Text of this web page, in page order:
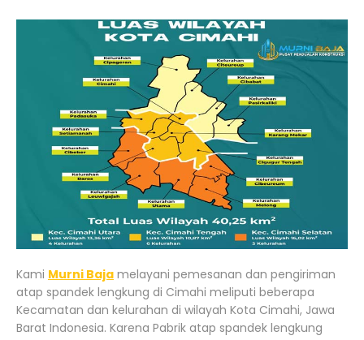
Kami Murni Baja melayani pemesanan dan pengiriman
atap spandek lengkung di Cimahi meliputi beberapa
Kecamatan dan kelurahan di wilayah Kota Cimahi, Jawa
Barat Indonesia. Karena Pabrik atap spandek lengkung